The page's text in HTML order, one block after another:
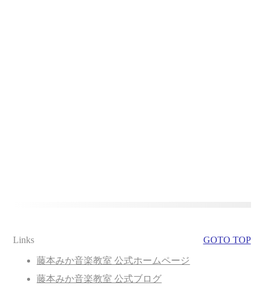
GOTO TOP
Links
藤本みか音楽教室 公式ホームページ
藤本みか音楽教室 公式ブログ